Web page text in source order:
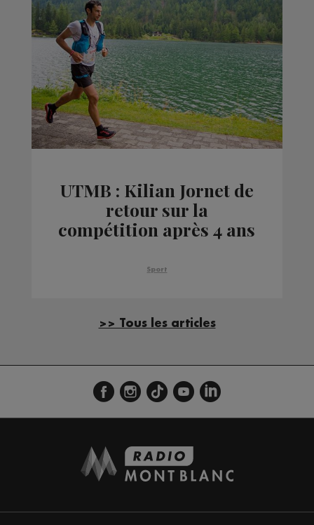
UTMB : Kilian Jornet de
retour sur la
compétition après 4 ans
Sport
>> Tous les articles